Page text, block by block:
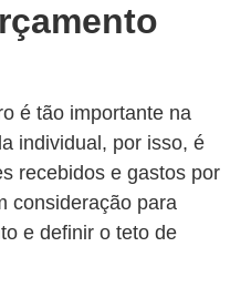
é tão importante na
individual, por isso, é
recebidos e gastos por
consideração para
e definir o teto de